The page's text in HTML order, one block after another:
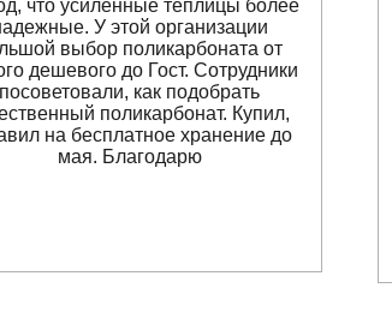
что усиленные теплицы более
У этой организации
выбор поликарбоната от
дешевого до Гост. Сотрудники
посоветовали, как подобрать
поликарбонат. Купил,
на бесплатное хранение до
мая. Благодарю